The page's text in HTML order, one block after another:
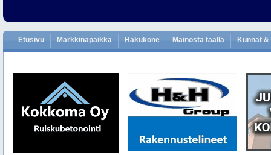
Etusivu Markkinapaikka Hakukone Mainosta täällä Kunnat